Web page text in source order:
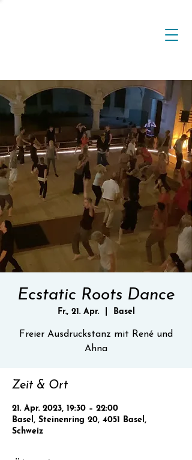
Ecstatic Roots Dance
Fr., 21. Apr.
  |
Basel
Freier Ausdruckstanz mit René und
Ahna
Zeit & Ort
21. Apr. 2023, 19:30 – 22:00
Basel, Steinenring 20, 4051 Basel,
Schweiz